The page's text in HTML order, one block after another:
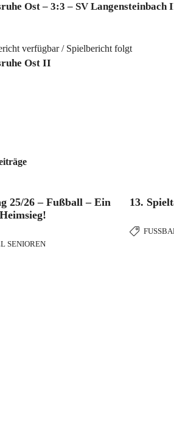
Ost – 3:3 – SV Langensteinbach
verfügbar / Spielbericht folgt
Ost II
25/26 – Fußball – Ein
SENIOREN
13.